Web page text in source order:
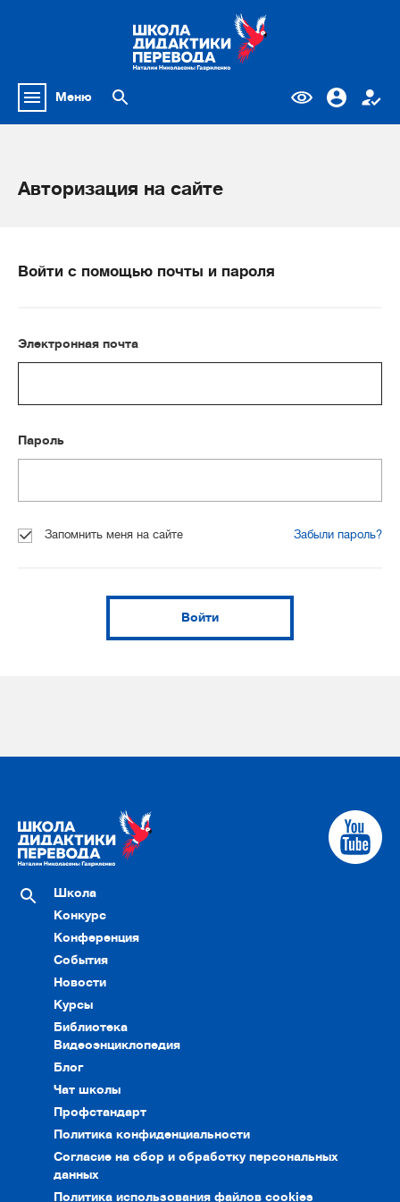
Меню
Авторизация на сайте
Войти с помощью почты и пароля
Электронная почта
Пароль
Запомнить меня на сайте Забыли пароль?
Войти
Школа
Конкурс
Конференция
События
Новости
Курсы
Библиотека
Видеоэнциклопедия
Блог
Чат школы
Профстандарт
Политика конфиденциальности
Согласие на сбор и обработку персональных
данных
Политика использования файлов cookies